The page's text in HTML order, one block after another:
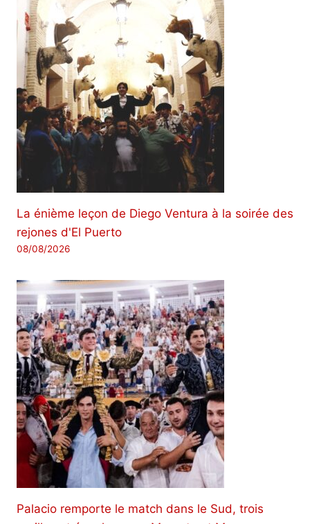
La énième leçon de Diego Ventura à la soirée des
rejones d'El Puerto
08/08/2026
Palacio remporte le match dans le Sud, trois